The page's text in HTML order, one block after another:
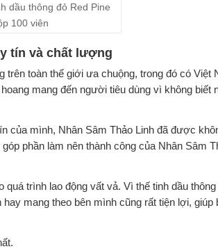
dầu thông đỏ Red Pine
100 viên
tín và chất lượng
toàn thế giới ưa chuộng, trong đó có Việt
mang đến người tiêu dùng vì không biết
của mình, Nhân Sâm Thảo Linh đã được
phần làm nên thành công của Nhân Sâm
trình lao động vất vả. Vì thế tinh dầu
mang theo bên mình cũng rất tiện lợi, giúp